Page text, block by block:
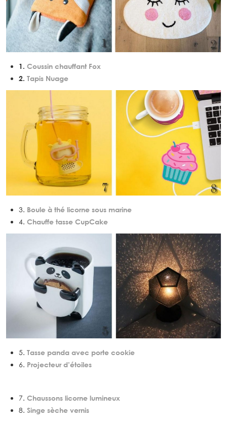
1. Coussin chauffant Fox
2. Tapis Nuage
3. Boule à thé licorne sous marine
4. Chauffe tasse CupCake
5. Tasse panda avec porte cookie
6. Projecteur d’étoiles
7. Chaussons licorne lumineux
8. Singe sèche vernis